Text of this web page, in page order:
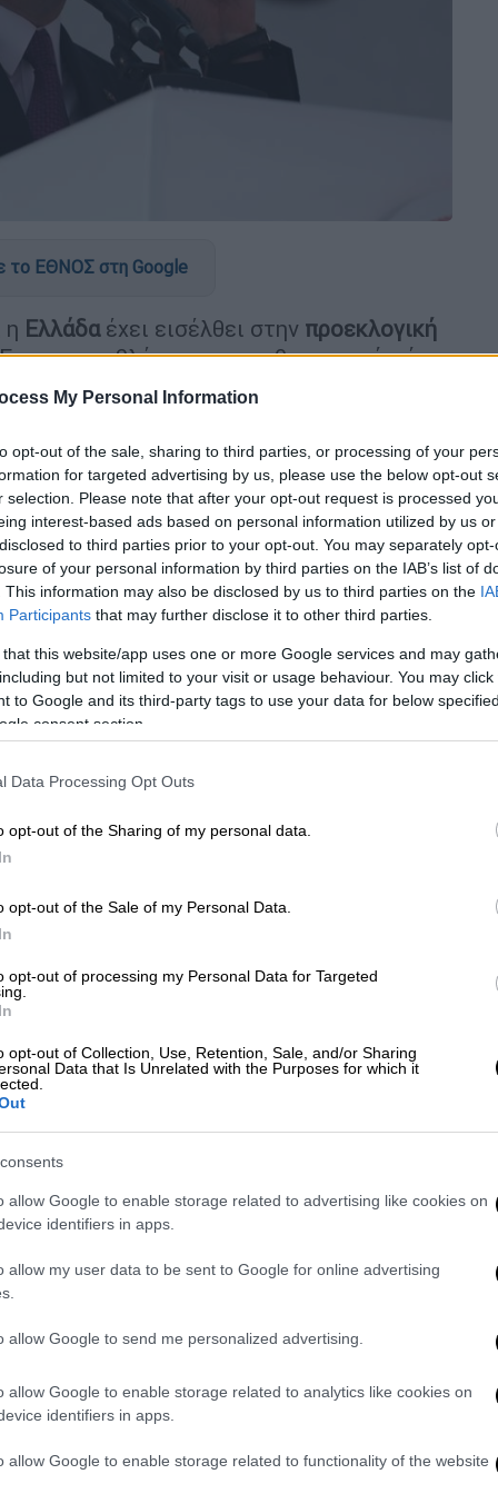
My Personal Information
opt-out of the sale, sharing to third parties, or processing of your
for targeted advertising by us, please use the below opt-out
selection. Please note that after your opt-out request is processed
interest-based ads based on personal information utilized by us
to third parties prior to your opt-out. You may separately
of your personal information by third parties on the IAB’s list of
This information may also be disclosed by us to third parties on the
Participants that may further disclose it to other third parties.
that this website/app uses one or more Google services and may
but not limited to your visit or usage behaviour. You may
to Google and its third-party tags to use your data for below
consent section.
Data Processing Opt Outs
opt-out of the Sharing of my personal data.
opt-out of the Sale of my Personal Data.
opt-out of processing my Personal Data for Targeted
opt-out of Collection, Use, Retention, Sale, and/or Sharing
Data that Is Unrelated with the Purposes for which it
allow Google to enable storage related to advertising like cookies on
identifiers in apps.
allow my user data to be sent to Google for online advertising
allow Google to send me personalized advertising.
allow Google to enable storage related to analytics like cookies on
identifiers in apps.
allow Google to enable storage related to functionality of the website
το ΕΘΝΟΣ στη Google
η Ελλάδαέχει εισέλθει στην προεκλογική
προσβλέπουν στην εθνικιστική ψήφο
ότι:
-γερμανικός τίτλος που
γης συνοριοφύλακες της
: την Ελλάδα. Και προσπαθούμε να μην
στο Αζερμπαϊτζάν είναι επίσης
πολύ σημαντική. Ένα άλλο θέμα είναι η
Ανοιχτά Βαρώσια. -Η Τουρκία θεμελίωσε
Την Αμερική. Στην Αφρική; Τη Γαλλία.
Ανατολή. Η Τουρκία είναι μια
αυτό τους τρομάζει η πολιτική της
χιλιάδες χιλιόμετρα μακριά, η
τους. Η Τουρκία φροντίζει να ενεργεί
της Αμερικής στα Βαλκάνια είναι η δομή
μας στα Βαλκάνια λένε ότι η Τουρκία
ότι αν κερδίσει ο Ερντογάν, τότε
Αγία Σοφία
και στηνΑγία Σοφίακατά τη
Τραπεζούντα.
με έναν ηγέτη που εμφανίζεται σε αυτή
Ρετζέπ Ταγίπ Ερντογάν. Αιφνιδιάσαμε
του Ταξίμ, το οποίο δεν μας
Δύση συναντώντας για πρώτη φορά την
μόνο κερδίζοντας το PKK, αλλά και
της Δύσης. Έτσι αιφνιδιάσαμε τη
την αντιπολίτευση
Μεγάλης Ενότητας (BBP/μέλος της
υποστηρίζουν τον Κιλιτσντάρογλου.